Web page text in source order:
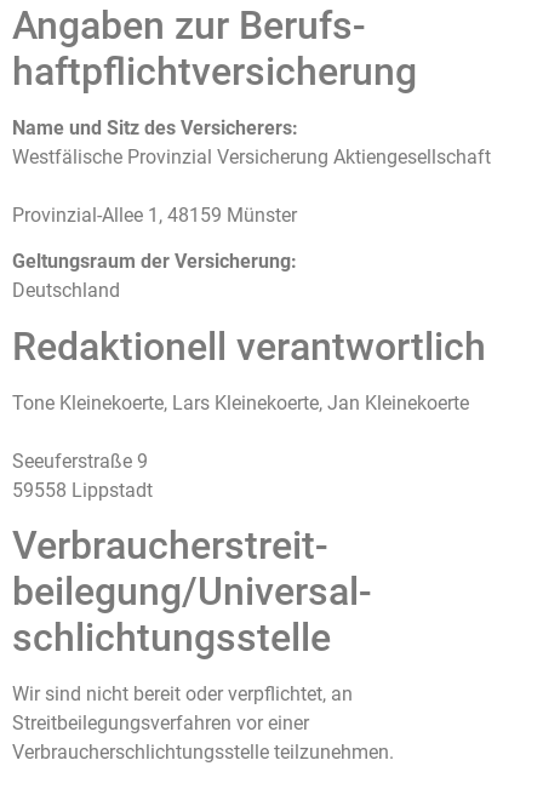
Angaben zur Berufs­
haftpflicht­versicherung
Name und Sitz des Versicherers:
Westfälische Provinzial Versicherung Aktiengesellschaft
Provinzial-Allee 1, 48159 Münster
Geltungsraum der Versicherung:
Deutschland
Redaktionell verantwortlich
Tone Kleinekoerte, Lars Kleinekoerte, Jan Kleinekoerte
Seeuferstraße 9
59558 Lippstadt
Verbraucher­streit­
beilegung/Universal­
schlichtungs­stelle
Wir sind nicht bereit oder verpflichtet, an
Streitbeilegungsverfahren vor einer
Verbraucherschlichtungsstelle teilzunehmen.